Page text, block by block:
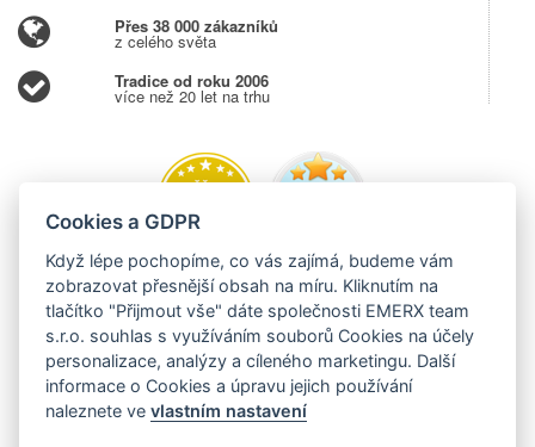
Přes 38 000 zákazníků
z celého světa
Tradice od roku 2006
více než 20 let na trhu
Cookies a GDPR
Když lépe pochopíme, co vás zajímá, budeme vám
zobrazovat přesnější obsah na míru. Kliknutím na
tlačítko "Přijmout vše" dáte společnosti EMERX team
s.r.o. souhlas s využíváním souborů Cookies na účely
personalizace, analýzy a cíleného marketingu. Další
informace o Cookies a úpravu jejich používání
naleznete vevlastním nastavení